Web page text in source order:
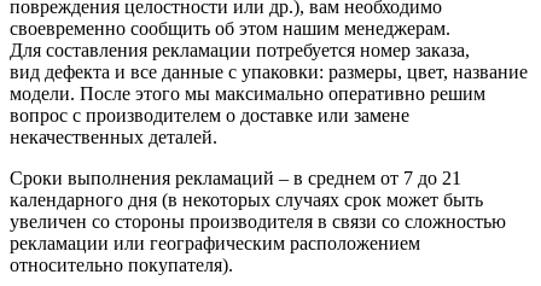
повреждения целостности или др.), вам необходимо
своевременно сообщить об этом нашим менеджерам.
Для составления рекламации потребуется номер заказа,
вид дефекта и все данные с упаковки: размеры, цвет, название
модели. После этого мы максимально оперативно решим
вопрос с производителем о доставке или замене
некачественных деталей.
Сроки выполнения рекламаций – в среднем от 7 до 21
календарного дня (в некоторых случаях срок может быть
увеличен со стороны производителя в связи со сложностью
рекламации или географическим расположением
относительно покупателя).